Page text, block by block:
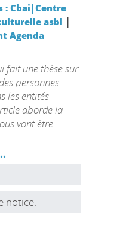
: Cbai|Centre
asbl |
Agenda
fait une thèse sur
personnes
les entités
aborde la
vont être
notice.